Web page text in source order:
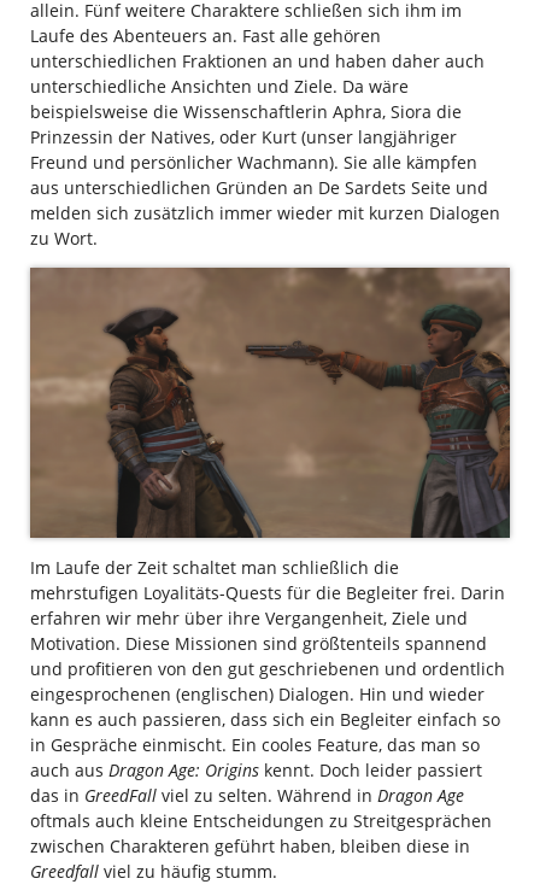
allein. Fünf weitere Charaktere schließen sich ihm im
Laufe des Abenteuers an. Fast alle gehören
unterschiedlichen Fraktionen an und haben daher auch
unterschiedliche Ansichten und Ziele. Da wäre
beispielsweise die Wissenschaftlerin Aphra, Siora die
Prinzessin der Natives, oder Kurt (unser langjähriger
Freund und persönlicher Wachmann). Sie alle kämpfen
aus unterschiedlichen Gründen an De Sardets Seite und
melden sich zusätzlich immer wieder mit kurzen Dialogen
zu Wort.
Im Laufe der Zeit schaltet man schließlich die
mehrstufigen Loyalitäts-Quests für die Begleiter frei. Darin
erfahren wir mehr über ihre Vergangenheit, Ziele und
Motivation. Diese Missionen sind größtenteils spannend
und profitieren von den gut geschriebenen und ordentlich
eingesprochenen (englischen) Dialogen. Hin und wieder
kann es auch passieren, dass sich ein Begleiter einfach so
in Gespräche einmischt. Ein cooles Feature, das man so
auch aus Dragon Age: Origins kennt. Doch leider passiert
das in GreedFall viel zu selten. Während in Dragon Age
oftmals auch kleine Entscheidungen zu Streitgesprächen
zwischen Charakteren geführt haben, bleiben diese in
Greedfall viel zu häufig stumm.